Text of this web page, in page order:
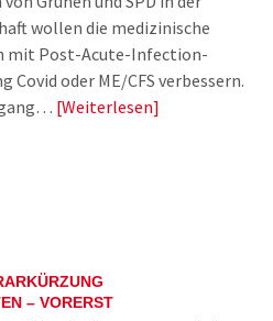
wollen die medizinische
mit Post-Acute-Infection-
Covid oder ME/CFS verbessern.
Weiterlesen
– VORERST